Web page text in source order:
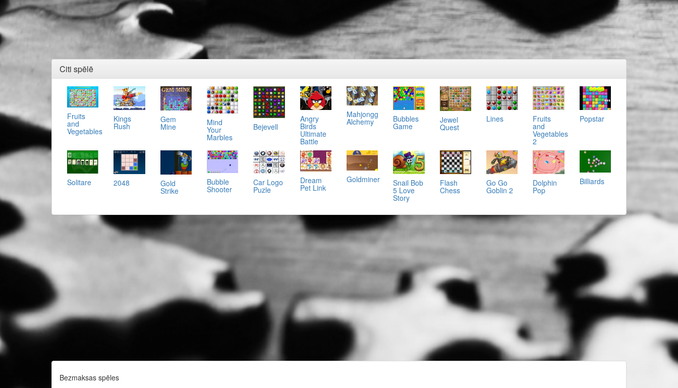
Citi spēlē
Fruits
and
Vegetables
Kings
Rush
Gem
Mine Mind
Your
Marbles
Bejevell
Angry
Birds
Ultimate
Battle
Mahjongg
Alchemy Bubbles
Game
Jewel
Quest
Lines Fruits
and
Vegetables
2
Popstar
Solitare 2048 Gold
Strike
Bubble
Shooter
Car Logo
Puzle
Dream
Pet Link
Goldminer Snail Bob
5 Love
Story
Flash
Chess
Go Go
Goblin 2
Dolphin
Pop
Billiards
Bezmaksas spēles